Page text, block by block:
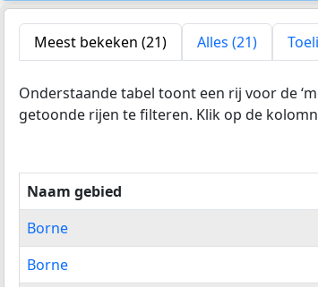
Meest bekeken (21) Alles (21)
Onderstaande tabel toont een rij voor de
getoonde rijen te filteren. Klik op de
Naam gebied
Naam gebied
Borne
Borne